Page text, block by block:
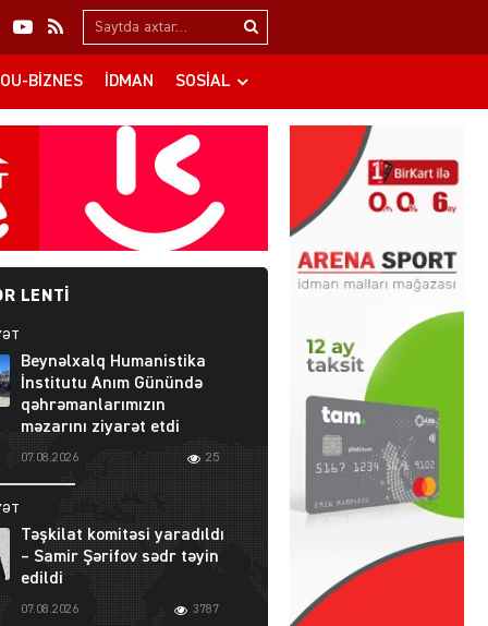
Search…
BIZNES İDMAN SOSIAL
LENTI
Beynəlxalq Humanistika
İnstitutu Anım Günündə
qəhrəmanlarımızın
məzarını ziyarət etdi
07.08.2026 25
Təşkilat komitəsi yaradıldı
– Samir Şərifov sədr təyin
edildi
07.08.2026 3787